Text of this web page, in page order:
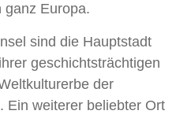
ganz Europa.
sind die Hauptstadt
geschichtsträchtigen
der
Ein weiterer beliebter Ort